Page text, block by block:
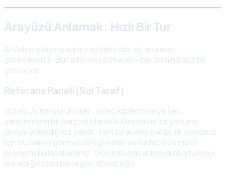
Arayüzü Anlamak: Hızlı Bir Tur
AI Video çalışma alanını açtığınızda, üç ana alan
göreceksiniz. Bunaltıcı hissetmeyin – her birinin basit bir
görevi var:
Referans Paneli (Sol Taraf)
Burası, AI’nın görüntüleri, video kliplerini veya sesi
yaratımınızın bir parçası olarak kullanmasını istiyorsanız
dosya yüklediğiniz yerdir. Tam bir acemi olarak, ilk videonuz
için bu paneli görmezden gelebilir ve sadece bir metin
promptu kullanabilirsiniz. Görüntüden videoya oluşturmayı
ele aldığımızda buna geri döneceğiz.